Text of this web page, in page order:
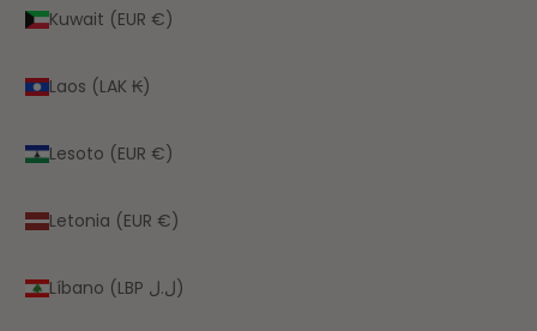
Kuwait (EUR €)
Laos (LAK ₭)
Lesoto (EUR €)
Letonia (EUR €)
Líbano (LBP ل.ل)